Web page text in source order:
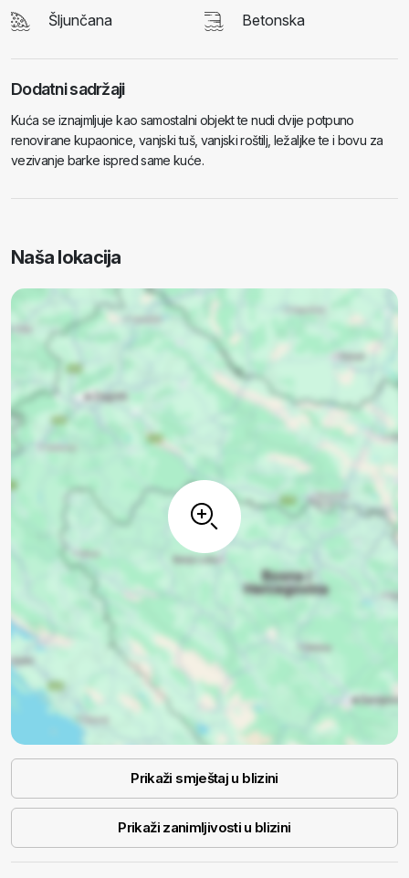
Šljunčana Betonska
Dodatni sadržaji
Kuća se iznajmljuje kao samostalni objekt te nudi dvije potpuno
renovirane kupaonice, vanjski tuš, vanjski roštilj, ležaljke te i bovu za
vezivanje barke ispred same kuće.
Naša lokacija
Prikaži smještaj u blizini
Prikaži zanimljivosti u blizini